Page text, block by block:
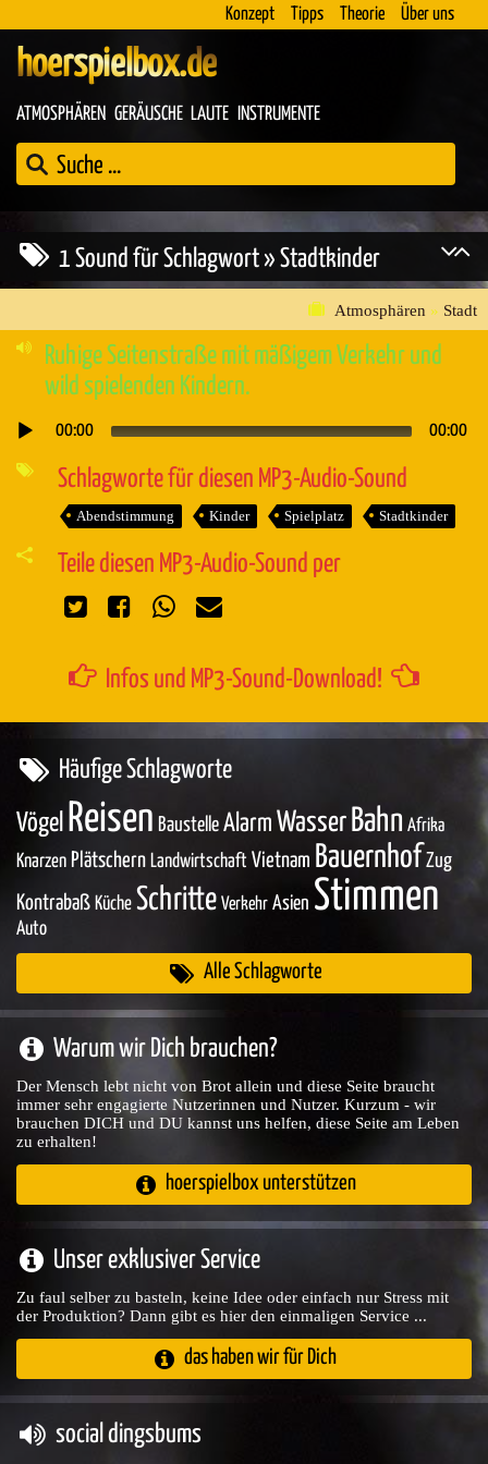
Konzept Tipps Theorie Über uns
hoerspielbox.de
ATMOSPHÄREN GERÄUSCHE LAUTE INSTRUMENTE
1 Sound für Schlagwort » Stadtkinder
Atmosphären » Stadt
Ruhige Seitenstraße mit mäßigem Verkehr und
wild spielenden Kindern.
Audio-
00:00 00:00
Schlagworte für diesen MP3-Audio-Sound
Abendstimmung Kinder Spielplatz Stadtkinder
Teile diesen MP3-Audio-Sound per
Infos und MP3-Sound-Download!
Häufige Schlagworte
Vögel Reisen Baustelle Alarm Wasser Bahn Afrika
Knarzen Plätschern Landwirtschaft Vietnam Bauernhof Zug
Kontrabaß Küche Schritte Verkehr Asien Stimmen
Auto
Alle Schlagworte
Warum wir Dich brauchen?
Der Mensch lebt nicht von Brot allein und diese Seite braucht
immer sehr engagierte Nutzerinnen und Nutzer. Kurzum - wir
brauchen DICH und DU kannst uns helfen, diese Seite am Leben
zu erhalten!
hoerspielbox unterstützen
Unser exklusiver Service
Zu faul selber zu basteln, keine Idee oder einfach nur Stress mit
der Produktion? Dann gibt es hier den einmaligen Service ...
das haben wir für Dich
social dingsbums